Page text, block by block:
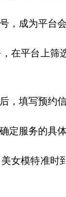
，成为平台
在平台上
，填写预约
定服务的具
女模特准